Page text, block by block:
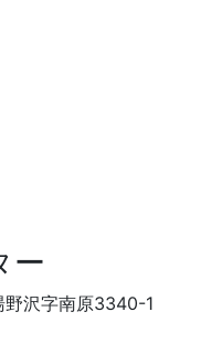
ー
野沢字南原3340-1